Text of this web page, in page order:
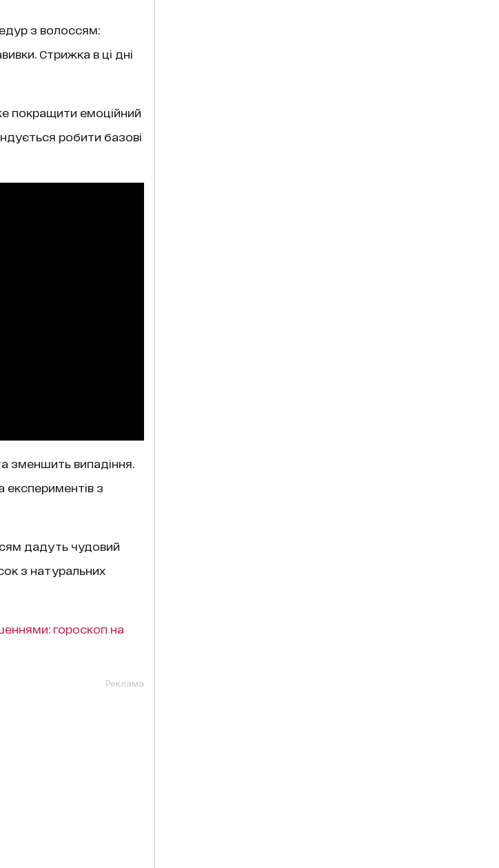
з волоссям:
Стрижка в ці дні
покращити емоційний
робити базові
зменшить випадіння.
з
дадуть чудовий
з натуральних
гороскоп на
Реклама